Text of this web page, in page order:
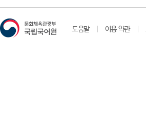
도움말 이용 약관